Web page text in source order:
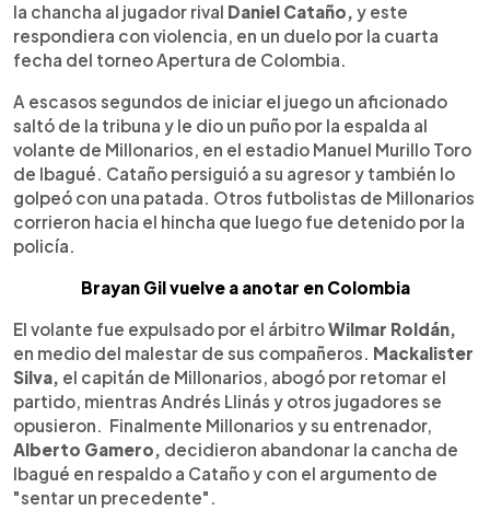
la chancha al jugador rival Daniel Cataño, y este
respondiera con violencia, en un duelo por la cuarta
fecha del torneo Apertura de Colombia.
A escasos segundos de iniciar el juego un aficionado
saltó de la tribuna y le dio un puño por la espalda al
volante de Millonarios, en el estadio Manuel Murillo Toro
de Ibagué. Cataño persiguió a su agresor y también lo
golpeó con una patada. Otros futbolistas de Millonarios
corrieron hacia el hincha que luego fue detenido por la
policía.
Brayan Gil vuelve a anotar en Colombia
El volante fue expulsado por el árbitroWilmar Roldán,
en medio del malestar de sus compañeros. Mackalister
Silva, el capitán de Millonarios, abogó por retomar el
partido, mientras Andrés Llinás y otros jugadores se
opusieron. Finalmente Millonarios y su entrenador,
Alberto Gamero, decidieron abandonar la cancha de
Ibagué en respaldo a Cataño y con el argumento de
"sentar un precedente".